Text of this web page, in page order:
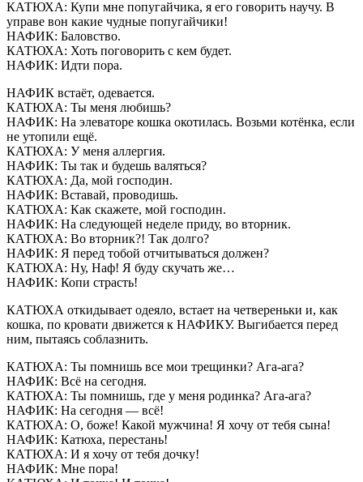
КАТЮХА: Купи мне попугайчика, я его говорить научу. В
управе вон какие чудные попугайчики!
НАФИК: Баловство.
КАТЮХА: Хоть поговорить с кем будет.
НАФИК: Идти пора.
НАФИК встаёт, одевается.
КАТЮХА: Ты меня любишь?
НАФИК: На элеваторе кошка окотилась. Возьми котёнка, если
не утопили ещё.
КАТЮХА: У меня аллергия.
НАФИК: Ты так и будешь валяться?
КАТЮХА: Да, мой господин.
НАФИК: Вставай, проводишь.
КАТЮХА: Как скажете, мой господин.
НАФИК: На следующей неделе приду, во вторник.
КАТЮХА: Во вторник?! Так долго?
НАФИК: Я перед тобой отчитываться должен?
КАТЮХА: Ну, Наф! Я буду скучать же…
НАФИК: Копи страсть!
КАТЮХА откидывает одеяло, встает на четвереньки и, как
кошка, по кровати движется к НАФИКУ. Выгибается перед
ним, пытаясь соблазнить.
КАТЮХА: Ты помнишь все мои трещинки? Ага-ага?
НАФИК: Всё на сегодня.
КАТЮХА: Ты помнишь, где у меня родинка? Ага-ага?
НАФИК: На сегодня — всё!
КАТЮХА: О, боже! Какой мужчина! Я хочу от тебя сына!
НАФИК: Катюха, перестань!
КАТЮХА: И я хочу от тебя дочку!
НАФИК: Мне пора!